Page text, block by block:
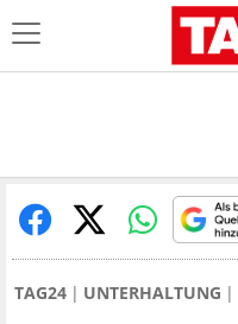
TAG24 UNTERHALTUNG